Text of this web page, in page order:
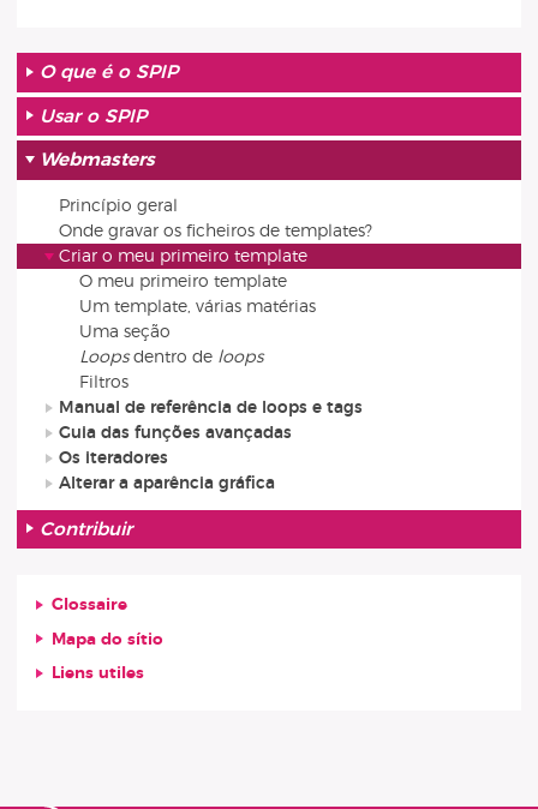
O que é o SPIP
Usar o SPIP
Webmasters
Princípio geral
Onde gravar os ficheiros de templates?
Criar o meu primeiro template
O meu primeiro template
Um template, várias matérias
Uma seção
Loopsdentro de loops
Filtros
Manual de referência de loops e tags
Guia das funções avançadas
Os iteradores
Alterar a aparência gráfica
Contribuir
Glossaire
Mapa do sítio
Liens utiles